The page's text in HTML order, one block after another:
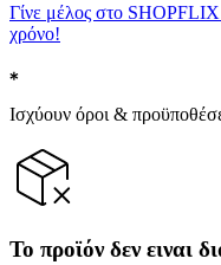
Γίνε μέλος στο SHOPFLIX
χρόνο!
Ισχύουν όροι &
Το προϊόν δεν ειναι